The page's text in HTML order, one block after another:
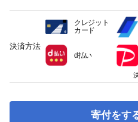
寄付をす
決済方法
クレジット
カード
d払い